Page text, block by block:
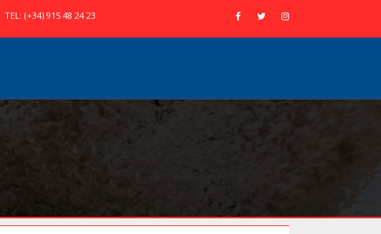
TEL: (+34) 915 48 24 23